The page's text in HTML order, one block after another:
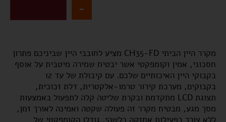
-
מקרר היין הביתי CH35-FD מציע לחובבי היין שביניכם פתרון
חסכוני, אמין וקומפקטי אשר יבטיח שמירה מיטבית על אוסף
בקבוקי היין האיכותיים שלכם. עם קיבולת של עד 12
בקבוקים, מערכת קירור טרמו-אלקטרית, דלת זכוכית,
תצוגת LCD מתקדמת ובקרת שליטה קלה לתפעול באמצעות
מסך מגע, מבטיח מקרר זה פעולה שקטה ואמינה לאורך זמן,